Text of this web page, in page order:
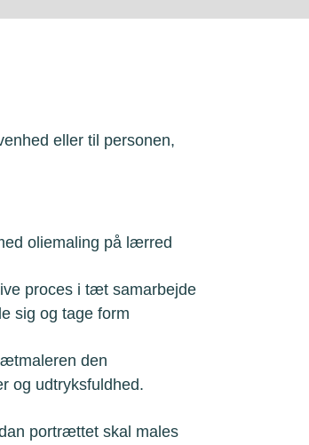
eller til personen,
oliemaling på lærred
proces i tæt samarbejde
sig og tage form
den
og udtryksfuldhed.
portrættet skal males